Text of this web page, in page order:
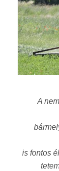
A
is fontos